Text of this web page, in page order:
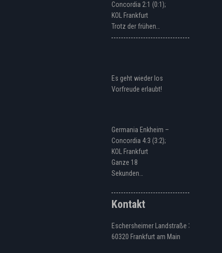
Concordia 2:1 (0:1);
KOL Frankfurt
Trotz der frühen…
Es geht wieder los
Vorfreude erlaubt!
Germania Enkheim –
Concordia 4:3 (3:2);
KOL Frankfurt
Ganze 18
Sekunden…
Kontakt
Eschersheimer Landstraße 328
60320 Frankfurt am Main